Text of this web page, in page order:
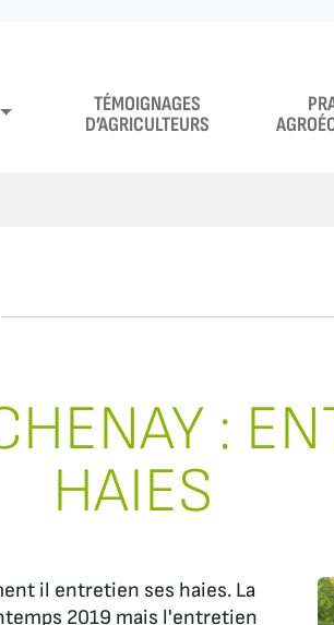
TÉMOIGNAGES
D’AGRICULTEURS
:
HAIES
il entretien ses haies. La
2019 mais l'entretien